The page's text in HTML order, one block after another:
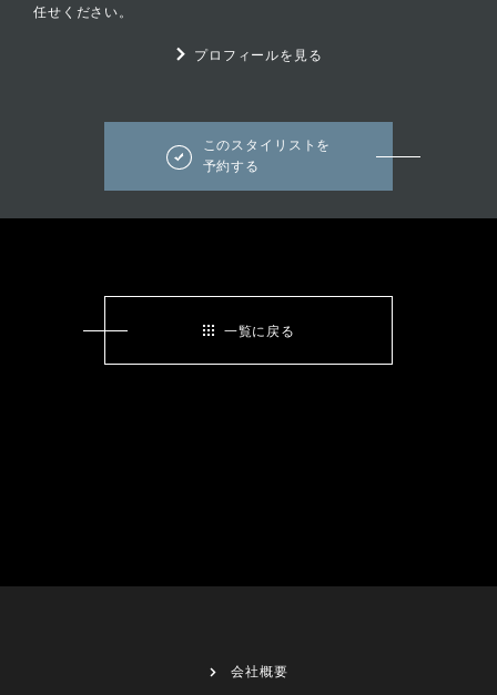
任せください。
プロフィールを見る
このスタイリストを
予約する
一覧に戻る
会社概要